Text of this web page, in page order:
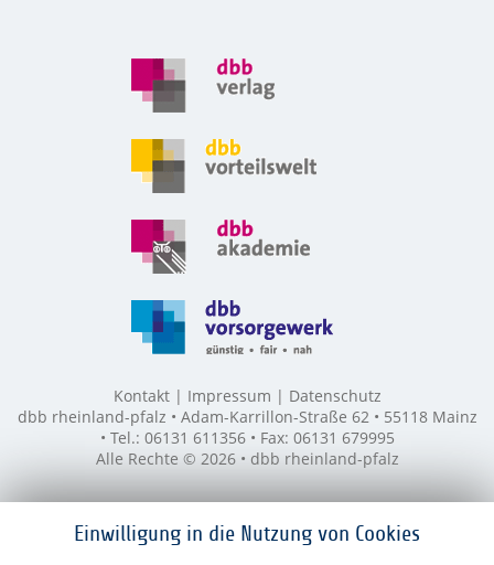
Einwilligung in die Nutzung von Cookies
Kontakt Impressum
Datenschutz
dbb rheinland-pfalz • Adam-Karrillon-Straße 62 • 55118 Mainz
• Tel.: 06131 611356 • Fax: 06131 679995
Alle Rechte © 2026 • dbb rheinland-pfalz